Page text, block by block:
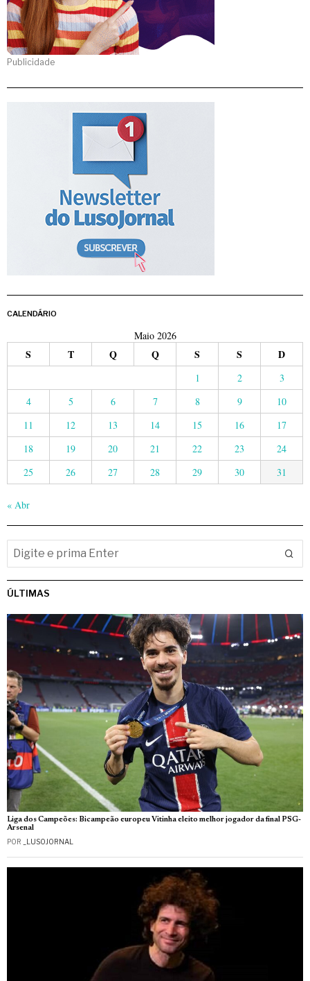
Publicidade
CALENDÁRIO
Maio 2026
S T Q Q S S D
1 2
3
4
5 6 7 8 9
10
11
12 13 14 15 16
17
18
19 20 21 22 23
24
25
26 27 28 29 30 31
« Abr
ÚLTIMAS
Liga dos Campeões: Bicampeão europeu Vitinha eleito melhor jogador da final PSG-
Arsenal
POR _LUSOJORNAL